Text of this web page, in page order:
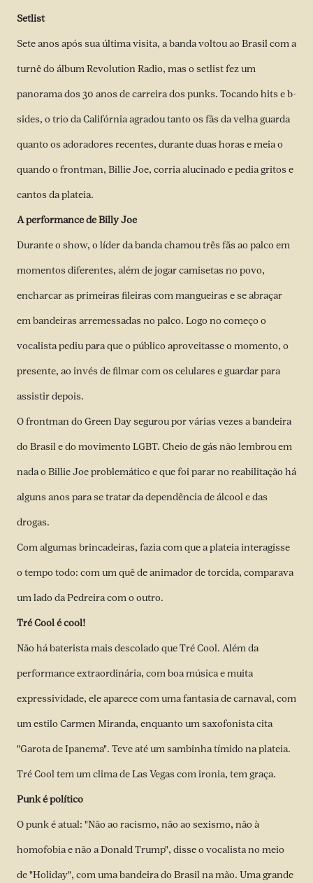
Setlist
Sete anos após sua última visita, a banda voltou ao Brasil com a
turnê do álbum Revolution Radio, mas o setlist fez um
panorama dos 30 anos de carreira dos punks. Tocando hits e b-
sides, o trio da Califórnia agradou tanto os fãs da velha guarda
quanto os adoradores recentes, durante duas horas e meia o
quando o frontman, Billie Joe, corria alucinado e pedia gritos e
cantos da plateia.
A performance de Billy Joe
Durante o show, o líder da banda chamou três fãs ao palco em
momentos diferentes, além de jogar camisetas no povo,
encharcar as primeiras fileiras com mangueiras e se abraçar
em bandeiras arremessadas no palco. Logo no começo o
vocalista pediu para que o público aproveitasse o momento, o
presente, ao invés de filmar com os celulares e guardar para
assistir depois.
O frontman do Green Day segurou por várias vezes a bandeira
do Brasil e do movimento LGBT. Cheio de gás não lembrou em
nada o Billie Joe problemático e que foi parar no reabilitação há
alguns anos para se tratar da dependência de álcool e das
drogas.
Com algumas brincadeiras, fazia com que a plateia interagisse
o tempo todo: com um quê de animador de torcida, comparava
um lado da Pedreira com o outro.
Tré Cool é cool!
Não há baterista mais descolado que Tré Cool. Além da
performance extraordinária, com boa música e muita
expressividade, ele aparece com uma fantasia de carnaval, com
um estilo Carmen Miranda, enquanto um saxofonista cita
"Garota de Ipanema". Teve até um sambinha tímido na plateia.
Tré Cool tem um clima de Las Vegas com ironia, tem graça.
Punk é político
O punk é atual: "Não ao racismo, não ao sexismo, não à
homofobia e não a Donald Trump", disse o vocalista no meio
de "Holiday", com uma bandeira do Brasil na mão. Uma grande